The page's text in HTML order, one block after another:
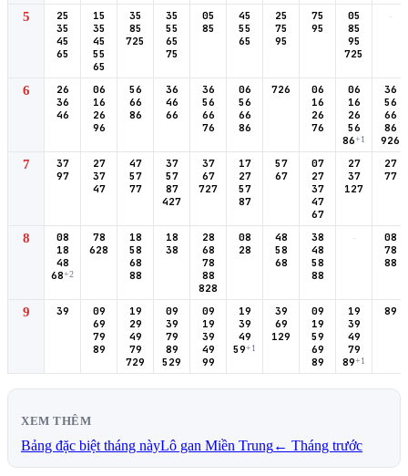
5
25
35
45
65
15
35
45
55
65
35
85
725
35
55
65
75
05
85
45
55
65
25
75
95
75
95
05
85
95
725
-
6
26
36
46
06
16
26
96
56
66
86
36
46
66
36
56
66
76
06
56
66
86
726
06
16
26
76
06
16
26
56
86+1
36
56
66
86
926
7
37
97
27
37
47
47
57
77
37
57
87
427
37
67
727
17
27
57
87
57
67
07
27
37
47
67
27
37
127
27
77
8
08
18
48
68+2
78
628
18
58
68
88
18
38
28
68
78
88
828
08
28
48
58
68
38
48
58
88
-
08
78
88
9 39
09
69
79
89
19
29
49
79
729
09
39
79
89
529
09
19
39
49
99
19
39
49
59+1
39
69
129
09
19
59
69
89
19
39
49
79
89+1
89
XEM THÊM
Bảng đặc biệt tháng nàyLô gan Miền Trung← Tháng trước